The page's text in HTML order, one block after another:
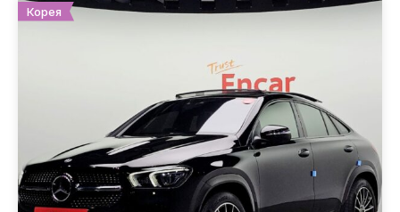
Корея